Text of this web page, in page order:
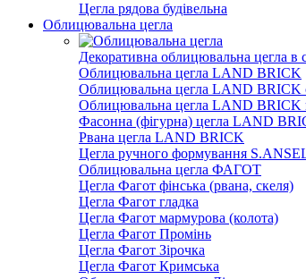
Цегла рядова будівельна
Облицювальна цегла
Декоративна облицювальна цегла в
Облицювальна цегла LAND BRICK
Облицювальна цегла LAND BRICK
Облицювальна цегла LAND BRICK
Фасонна (фігурна) цегла LAND
Рвана цегла LAND BRICK
Цегла ручного формування
Облицювальна цегла ФАГОТ
Цегла Фагот фінська (рвана, скеля)
Цегла Фагот гладка
Цегла Фагот мармурова (колота)
Цегла Фагот Промінь
Цегла Фагот Зірочка
Цегла Фагот Кримська